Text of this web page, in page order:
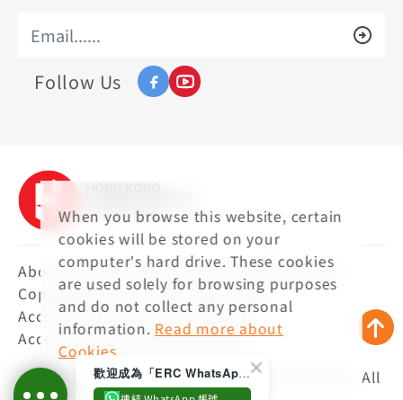
Follow Us
About Hong Kong Housing SocietyDisclaimer
CopyrightPrivacy Policy Statement
Access to Information Statement
Accessibility StatementSitemap
Copyright ©2026 Hong Kong Housing Society. All
When you browse this website, certain
cookies will be stored on your
computer's hard drive. These cookies
are used solely for browsing purposes
and do not collect any personal
information. Read more about
Cookies
Continue
歡迎成為「ERC WhatsApp 之友」，透過 WhatsApp 定期收取中心的最新活動資訊